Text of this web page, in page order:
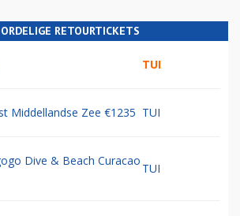
RETOURTICKETS
TUI
Middellandse Zee €1235 TUI
Dive & Beach Curacao
TUI